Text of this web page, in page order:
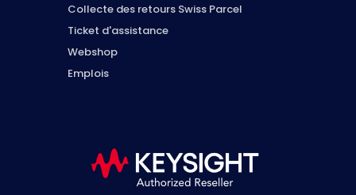
Collecte des retours Swiss Parcel
Ticket d'assistance
Webshop
Emplois